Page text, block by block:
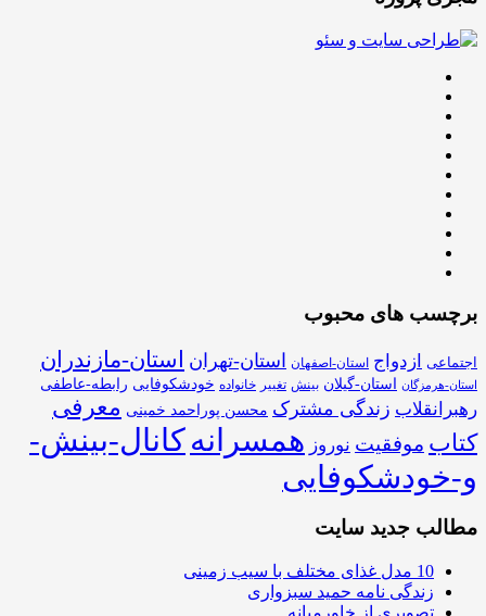
برچسب های محبوب
اجتماعی ازدواج استان-اصفهان استان-تهران استان-مازندران
استان-هرمزگان استان-گیلان بینش تغییر خانواده خودشکوفایی رابطه-عاطفی
رهبرانقلاب زندگی مشترک محسن پوراحمد خمینی معرفی
کتاب موفقیت نوروز همسرانهکانال-بینش-
و-خودشکوفایی
مطالب جدید سایت
10 مدل غذای مختلف با سیب زمینی
زندگی نامه حمید سبزواری
تصویری از خاورمیانه